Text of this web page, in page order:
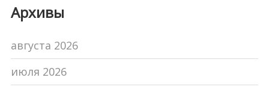
Архивы
августа 2026
июля 2026